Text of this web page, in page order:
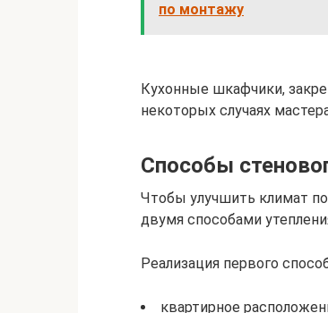
по монтажу
Кухонные шкафчики,
некоторых случаях
Способы
Чтобы улучшить климат
двумя способами
Реализация первого
квартирное